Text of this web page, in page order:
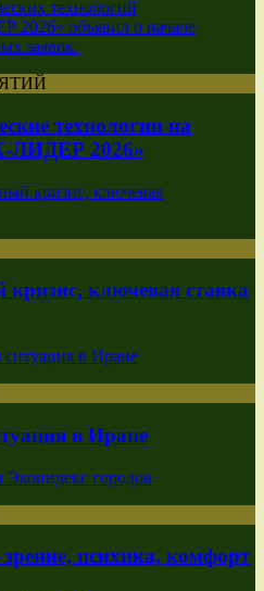
технологии на
ЛИДЕР 2026»
ключевая ставка
в Иране
психика, комфорт